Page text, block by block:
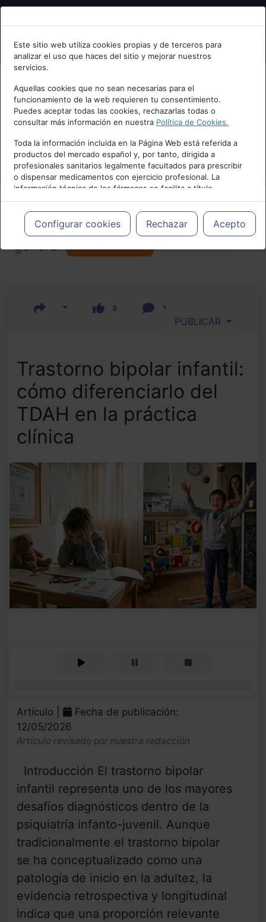
Bienvenid@ a psiquiatria.com
Escribe tu Email
Accede o regístrate con tu email.
Cancelar
Este sitio web utiliza cookies propias y de terceros para
analizar el uso que haces del sitio y mejorar nuestros
servicios.
Aquellas cookies que no sean necesarias para el
funcionamiento de la web requieren tu consentimiento.
Puedes aceptar todas las cookies, rechazarlas todas o
consultar más información en nuestra Política de Cookies.
Toda la información incluida en la Página Web está referida a
productos del mercado español y, por tanto, dirigida a
profesionales sanitarios legalmente facultados para prescribir
o dispensar medicamentos con ejercicio profesional. La
información técnica de los fármacos se facilita a título
meramente informativo, siendo responsabilidad de los
profesionales facultados prescribir medicamentos y decidir, en
cada caso concreto, el tratamiento más adecuado a las
necesidades del paciente.
Configurar cookies Rechazar Acepto
Actualidad y Artículos|Psiquiatría
general
3 2
PUBLICAR
Trastorno bipolar infantil:
cómo diferenciarlo del
TDAH en la práctica
clínica
Artículo |
Fecha de publicación:
12/05/2026
Artículo revisado por nuestra redacción
Introducción El trastorno bipolar
infantil representa uno de los mayores
desafíos diagnósticos dentro de la
psiquiatría infanto-juvenil. Aunque
tradicionalmente el trastorno bipolar
se ha conceptualizado como una
patología de inicio en la adultez, la
evidencia retrospectiva y longitudinal
indica que una proporción relevante